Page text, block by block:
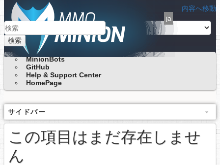
内容へ移動
検索
ja
MinionBots
GitHub
Help & Support Center
HomePage
サイドバー
この項目はまだ存在しませ
ん